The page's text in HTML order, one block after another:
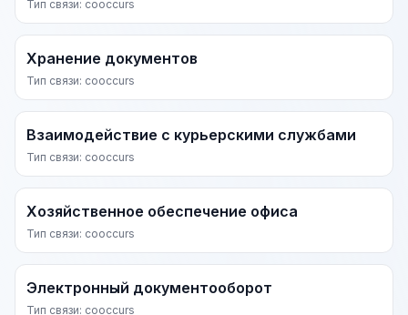
Тип связи: cooccurs
Хранение документов
Тип связи: cooccurs
Взаимодействие с курьерскими службами
Тип связи: cooccurs
Хозяйственное обеспечение офиса
Тип связи: cooccurs
Электронный документооборот
Тип связи: cooccurs